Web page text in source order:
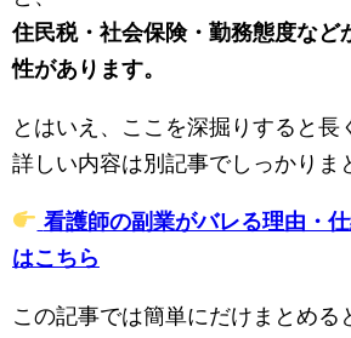
住民税・社会保険・勤務態度など
性があります。
とはいえ、ここを深掘りすると長
詳しい内容は別記事でしっかりま
看護師の副業がバレる理由・
はこちら
この記事では簡単にだけまとめる